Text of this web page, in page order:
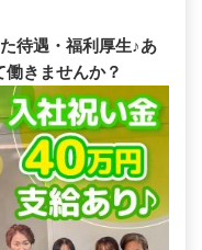
待遇・福利厚生♪あ
きませんか？